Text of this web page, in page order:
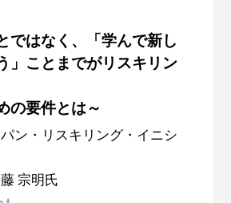
ではなく、「学んで新し
」ことまでがリスキリン
の要件とは～
パン・リスキリング・イニシ
宗明氏